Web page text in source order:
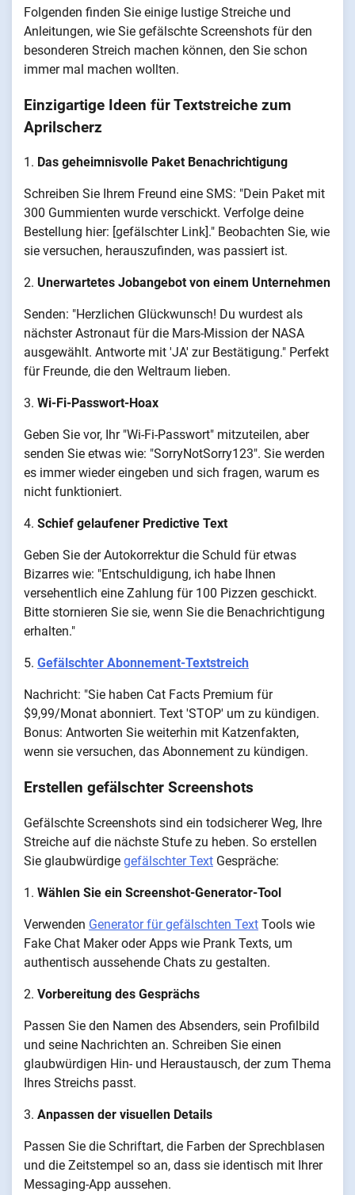
Folgenden finden Sie einige lustige Streiche und
Anleitungen, wie Sie gefälschte Screenshots für den
besonderen Streich machen können, den Sie schon
immer mal machen wollten.
Einzigartige Ideen für Textstreiche zum
Aprilscherz
1. Das geheimnisvolle Paket Benachrichtigung
Schreiben Sie Ihrem Freund eine SMS: "Dein Paket mit
300 Gummienten wurde verschickt. Verfolge deine
Bestellung hier: [gefälschter Link]." Beobachten Sie, wie
sie versuchen, herauszufinden, was passiert ist.
2. Unerwartetes Jobangebot von einem Unternehmen
Senden: "Herzlichen Glückwunsch! Du wurdest als
nächster Astronaut für die Mars-Mission der NASA
ausgewählt. Antworte mit 'JA' zur Bestätigung." Perfekt
für Freunde, die den Weltraum lieben.
3. Wi-Fi-Passwort-Hoax
Geben Sie vor, Ihr "Wi-Fi-Passwort" mitzuteilen, aber
senden Sie etwas wie: "SorryNotSorry123". Sie werden
es immer wieder eingeben und sich fragen, warum es
nicht funktioniert.
4. Schief gelaufener Predictive Text
Geben Sie der Autokorrektur die Schuld für etwas
Bizarres wie: "Entschuldigung, ich habe Ihnen
versehentlich eine Zahlung für 100 Pizzen geschickt.
Bitte stornieren Sie sie, wenn Sie die Benachrichtigung
erhalten."
5. Gefälschter Abonnement-Textstreich
Nachricht: "Sie haben Cat Facts Premium für
$9,99/Monat abonniert. Text 'STOP' um zu kündigen.
Bonus: Antworten Sie weiterhin mit Katzenfakten,
wenn sie versuchen, das Abonnement zu kündigen.
Erstellen gefälschter Screenshots
Gefälschte Screenshots sind ein todsicherer Weg, Ihre
Streiche auf die nächste Stufe zu heben. So erstellen
Sie glaubwürdige gefälschter Text Gespräche:
1. Wählen Sie ein Screenshot-Generator-Tool
Verwenden Generator für gefälschten Text Tools wie
Fake Chat Maker oder Apps wie Prank Texts, um
authentisch aussehende Chats zu gestalten.
2. Vorbereitung des Gesprächs
Passen Sie den Namen des Absenders, sein Profilbild
und seine Nachrichten an. Schreiben Sie einen
glaubwürdigen Hin- und Heraustausch, der zum Thema
Ihres Streichs passt.
3. Anpassen der visuellen Details
Passen Sie die Schriftart, die Farben der Sprechblasen
und die Zeitstempel so an, dass sie identisch mit Ihrer
Messaging-App aussehen.